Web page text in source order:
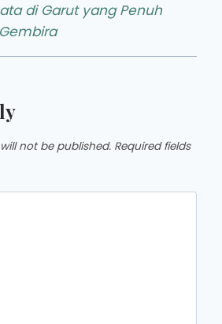
di Garut yang Penuh
not be published. Required fields